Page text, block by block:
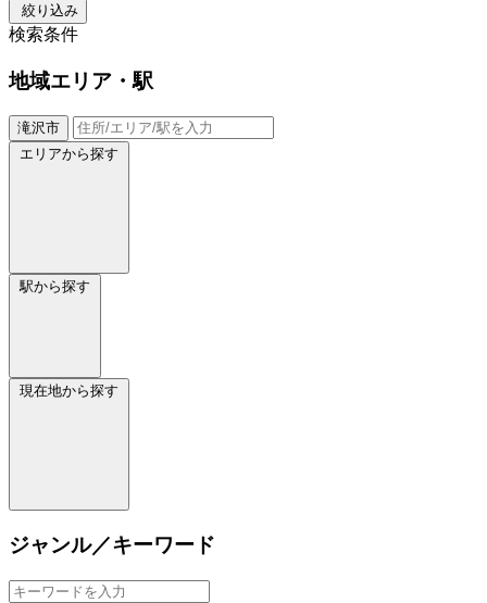
絞り込み
検索条件
地域エリア・駅
滝沢市
エリアから探す
駅から探す
現在地から探す
ジャンル／キーワード